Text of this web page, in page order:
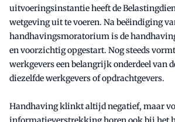
uitvoeringsinstantie heeft de
wetgeving uit te voeren. Na beëindiging
handhavingsmoratorium is de
en voorzichtig opgestart. Nog steeds
werkgevers een belangrijk onderdeel van
diezelfde werkgevers of opdrachtgevers.
Handhaving klinkt altijd negatief, maar